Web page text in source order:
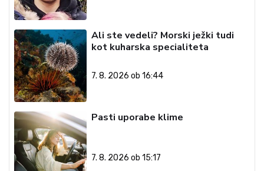
Ali ste vedeli? Morski ježki tudi
kot kuharska specialiteta
7. 8. 2026 ob 16:44
Pasti uporabe klime
7. 8. 2026 ob 15:17